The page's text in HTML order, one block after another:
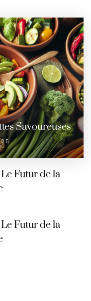
Savoureuses
Futur de la
Futur de la